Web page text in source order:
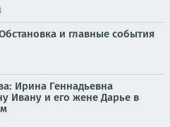
и главные события
Ирина Геннадьевна
Ивану и его жене Дарье в